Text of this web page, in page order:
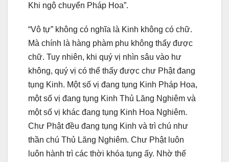
Khi ngộ chuyển Pháp Hoa”.
“Vô tự” không có nghĩa là Kinh không có chữ.
Mà chính là hàng phàm phu không thấy được
chữ. Tuy nhiên, khi quý vị nhìn sâu vào hư
không, quý vị có thể thấy được chư Phật đang
tụng Kinh. Một số vị đang tụng Kinh Pháp Hoa,
một số vị đang tụng Kinh Thủ Lăng Nghiêm và
một số vị khác đang tụng Kinh Hoa Nghiêm.
Chư Phật đều đang tụng Kinh và trì chú như
thần chú Thủ Lăng Nghiêm. Chư Phật luôn
luôn hành trì các thời khóa tụng ấy. Nhờ thế